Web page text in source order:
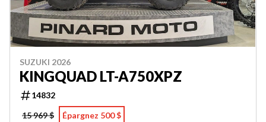
SUZUKI 2026
KINGQUAD LT-A750XPZ
14832
15 969 $
Épargnez 500 $